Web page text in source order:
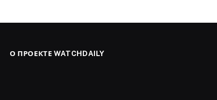
О ПРОЕКТЕ WATCHDAILY